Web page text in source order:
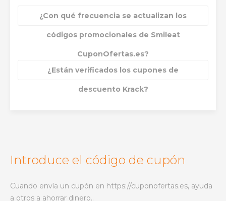
¿Con qué frecuencia se actualizan los
códigos promocionales de Smileat
CuponOfertas.es?
¿Están verificados los cupones de
descuento Krack?
Introduce el código de cupón
Cuando envía un cupón en https://cuponofertas.es, ayuda
a otros a ahorrar dinero..